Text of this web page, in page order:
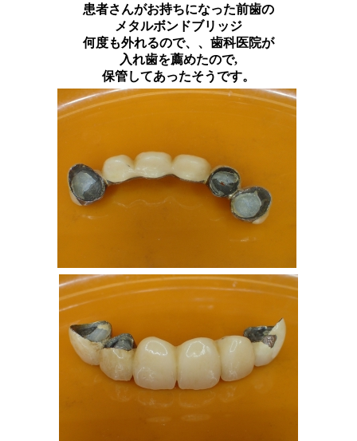
患者さんがお持ちになった前歯の
メタルボンドブリッジ
何度も外れるので、、歯科医院が
入れ歯を薦めたので,
保管してあったそうです。